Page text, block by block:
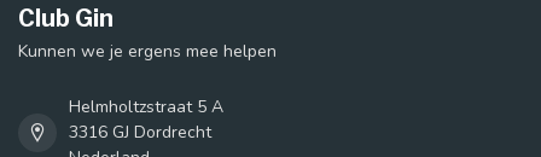
Club Gin
Kunnen we je ergens mee helpen
Helmholtzstraat 5 A
3316 GJ Dordrecht